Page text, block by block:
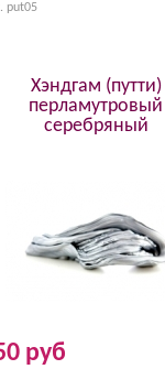
put05
Хэндгам (путти)
перламутровый
серебряный
руб